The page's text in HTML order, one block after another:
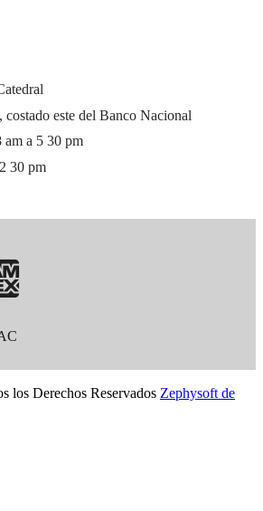
este del Banco Nacional
am a 5 30 pm
30 pm
American Express
los Derechos Reservados Zephysoft de